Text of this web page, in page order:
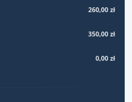
260,00 zł
350,00 zł
0,00 zł